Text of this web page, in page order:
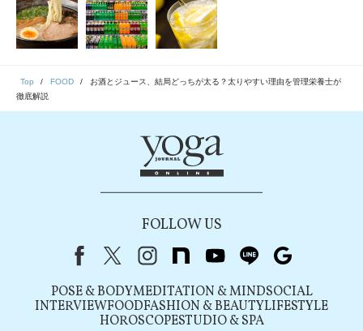
Top FOOD
お酒とジュース、結局どっちが太る？太りやすい理由を管理栄養士が
徹底解説
FOLLOW US
FacebookX（旧Twitter）
instagram
note youtubeline
POSE & BODYMEDITATION & MINDSOCIAL
INTERVIEWFOODFASHION & BEAUTYLIFESTYLE
HOROSCOPESTUDIO & SPA